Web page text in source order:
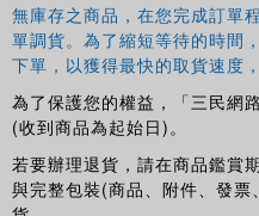
無庫存之商品，在您完成訂單
單調貨。為了縮短等待的時間
下單，以獲得最快的取貨速度
為了保護您的權益，「三民網路
(收到商品為起始日)。
若要辦理退貨，請在商品鑑賞
與完整包裝(商品、附件、發